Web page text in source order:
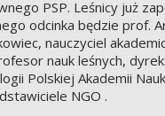
PSP. Leśnicy już
odcinka będzie prof.
nauczyciel
nauk leśnych,
Polskiej Akademii
NGO .